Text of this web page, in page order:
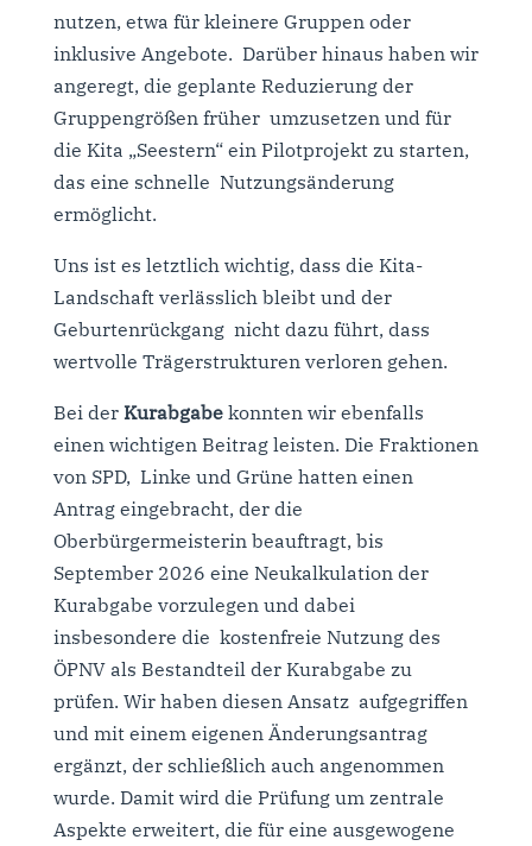
nutzen, etwa für kleinere Gruppen oder
inklusive Angebote. Darüber hinaus haben wir
angeregt, die geplante Reduzierung der
Gruppengrößen früher umzusetzen und für
die Kita „Seestern“ ein Pilotprojekt zu starten,
das eine schnelle Nutzungsänderung
ermöglicht.
Uns ist es letztlich wichtig, dass die Kita-
Landschaft verlässlich bleibt und der
Geburtenrückgang nicht dazu führt, dass
wertvolle Trägerstrukturen verloren gehen.
Bei der Kurabgabe konnten wir ebenfalls
einen wichtigen Beitrag leisten. Die Fraktionen
von SPD, Linke und Grüne hatten einen
Antrag eingebracht, der die
Oberbürgermeisterin beauftragt, bis
September 2026 eine Neukalkulation der
Kurabgabe vorzulegen und dabei
insbesondere die kostenfreie Nutzung des
ÖPNV als Bestandteil der Kurabgabe zu
prüfen. Wir haben diesen Ansatz aufgegriffen
und mit einem eigenen Änderungsantrag
ergänzt, der schließlich auch angenommen
wurde. Damit wird die Prüfung um zentrale
Aspekte erweitert, die für eine ausgewogene